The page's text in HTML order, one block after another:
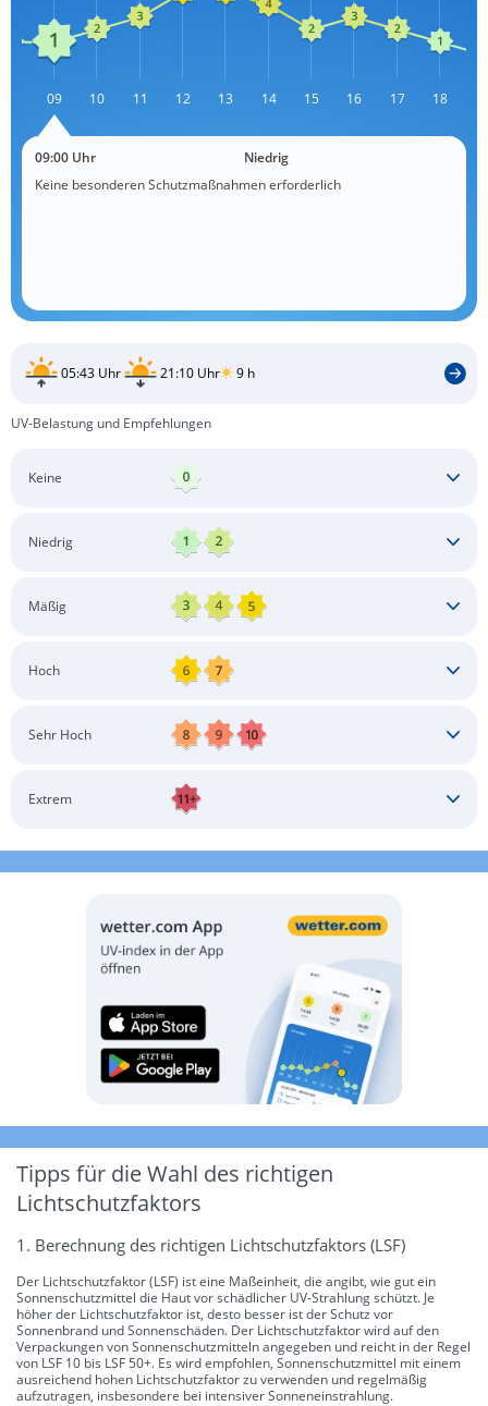
09 10 11 12 13 14 15 16 17 18
09:00 Uhr
Niedrig
Keine besonderen Schutzmaßnahmen erforderlich
05:43 Uhr 21:10 Uhr 9 h
UV-Belastung und Empfehlungen
Keine
Niedrig
Mäßig
Langärmlige Bekleidung
Hoch
Langärmlige Bekleidung
Sonnenbrille
Sehr Hoch
Langärmlige Bekleidung
Extrem
Tipps für die Wahl des richtigen
Lichtschutzfaktors
1. Berechnung des richtigen Lichtschutzfaktors (LSF)
Der Lichtschutzfaktor (LSF) ist eine Maßeinheit, die angibt, wie gut ein
Sonnenschutzmittel die Haut vor schädlicher UV-Strahlung schützt. Je
höher der Lichtschutzfaktor ist, desto besser ist der Schutz vor
Sonnenbrand und Sonnenschäden. Der Lichtschutzfaktor wird auf den
Verpackungen von Sonnenschutzmitteln angegeben und reicht in der Regel
von LSF 10 bis LSF 50+. Es wird empfohlen, Sonnenschutzmittel mit einem
ausreichend hohen Lichtschutzfaktor zu verwenden und regelmäßig
aufzutragen, insbesondere bei intensiver Sonneneinstrahlung.